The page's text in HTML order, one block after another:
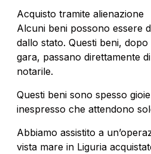
Acquisto tramite alienazione
Alcuni beni possono essere
dallo stato. Questi beni,
gara, passano direttamente
notarile.
Questi beni sono spesso
inespresso che attendono
Abbiamo assistito a
vista mare in Liguria